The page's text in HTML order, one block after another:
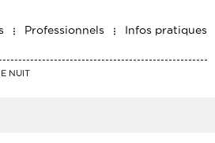
Professionnels Infos pratiques
NUIT